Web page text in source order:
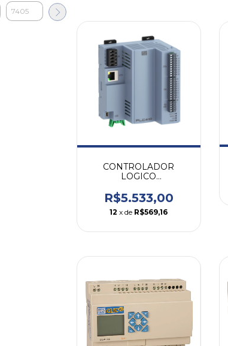
CONTROLADOR
LOGICO
PLC410 24 VCC PLC410
WEG
R$5.533,00
12 x de R$569,16